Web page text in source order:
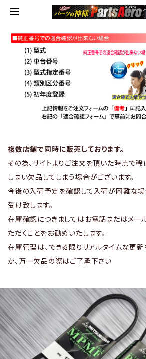
複数店舗で同時に販売しております。
その為、サイトよりご注文を頂いた時点で
しまい欠品してしまう場合がございます。
今後の入荷予定を確認して入荷が困難な場
受け致します。
在庫確認につきましてはお電話またはメー
ただくことをお勧めいたします。
在庫管理は、できる限りリアルタイムな更
が、万一欠品の際はご了承下さい